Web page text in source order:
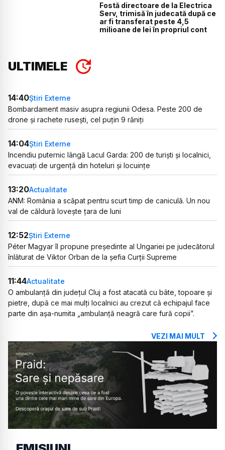
Fostă directoare de la Electrica
Serv, trimisă în judecată după ce
ar fi transferat peste 4,5
milioane de lei în propriul cont
ULTIMELE
14:40Știri Externe
Bombardament masiv asupra regiunii Odesa. Peste 200 de
drone și rachete rusești, cel puțin 9 răniți
14:04Știri Externe
Incendiu puternic lângă Lacul Garda: 200 de turiști și localnici,
evacuați de urgență din hoteluri și locuințe
13:20Actualitate
ANM: România a scăpat pentru scurt timp de caniculă. Un nou
val de căldură lovește țara de luni
12:52Știri Externe
Péter Magyar îl propune președinte al Ungariei pe judecătorul
înlăturat de Viktor Orban de la șefia Curții Supreme
11:44Actualitate
O ambulanță din județul Cluj a fost atacată cu bâte, topoare și
pietre, după ce mai mulți localnici au crezut că echipajul face
parte din așa-numita „ambulanță neagră care fură copii”.
VEZI MAI MULT